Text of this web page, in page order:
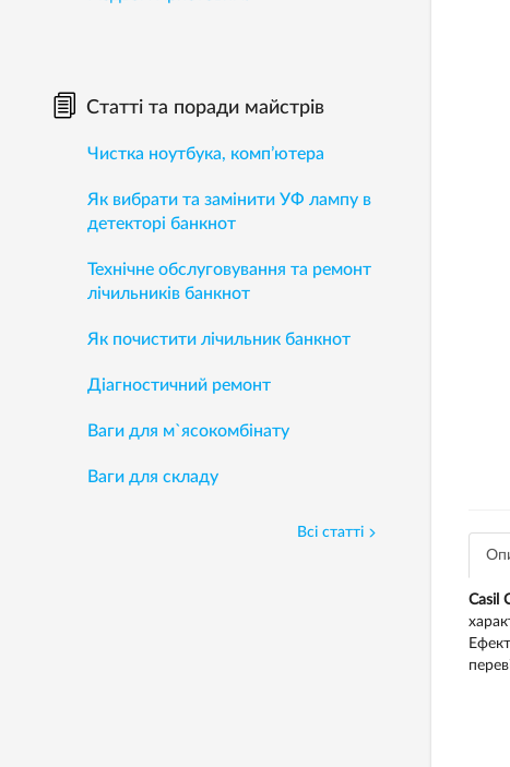
Casil
Статті та поради майстрів
Чистка ноутбука, комп’ютера
Як вибрати та замінити УФ лампу в
детекторі банкнот
Технічне обслуговування та ремонт
лічильників банкнот
Як почистити лічильник банкнот
Діагностичний ремонт
Ваги для м`ясокомбінату
Ваги для складу
Всі статті